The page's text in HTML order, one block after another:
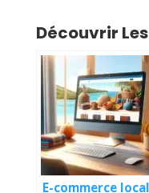
Découvrir
E-commerce